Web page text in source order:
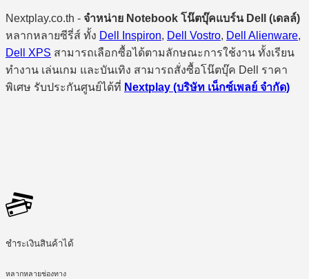
Nextplay.co.th - จำหน่าย Notebook โน๊ตบุ๊คแบร์น Dell (เดลล์)
หลากหลายซีรี่ส์ ทั้ง Dell Inspiron, Dell Vostro, Dell Alienware,
Dell XPS สามารถเลือกซื้อได้ตามลักษณะการใช้งาน ทั้งเรียน
ทำงาน เล่นเกม และบันเทิง สามารถสั่งซื้อโน๊ตบุ๊ค Dell ราคา
พิเศษ รับประกันศูนย์ได้ที่ Nextplay (บริษัท เน็กซ์เพลย์ จำกัด)
ชำระเงินสินค้าได้
หลากหลายช่องทาง